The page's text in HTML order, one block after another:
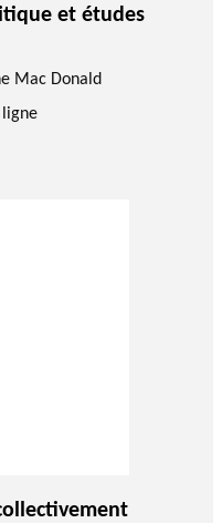
et études
Mac Donald